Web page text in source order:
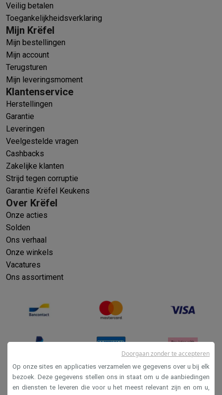
Veilig betalen
Toegankelijkheidsverklaring
Mijn Krëfel
Mijn bestellingen
Mijn account
Terugsturen
Mijn leveringsmoment
Klantenservice
Herstellingen
Garantie
Leveringen
Veelgestelde vragen
Cashbacks
Zakelijke klanten
Strijd tegen corruptie
Garantie Krëfel Keukens
Over Krëfel
Onze acties
Solden
Ons verhaal
Onze winkels
Vacatures
Ons assortiment
Verkoopsvoorwaarden
Op onze sites en applicaties verzamelen we gegevens over u bij elk
bezoek. Deze gegevens stellen ons in staat om u de aanbiedingen
en diensten te leveren die voor u het meest relevant zijn en om u,
Doorgaan zonder te accepteren